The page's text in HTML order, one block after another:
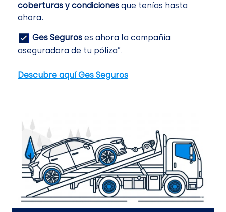
coberturas y condiciones que tenías hasta
ahora.
Ges Seguros es ahora la compañía
aseguradora de tu póliza”.
Descubre aquí Ges Seguros